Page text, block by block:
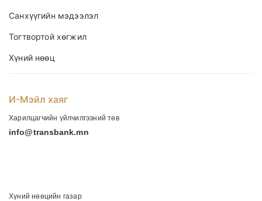
Санхүүгийн мэдээлэл
Тогтвортой хөгжил
Хүний нөөц
И-Мэйл хаяг
Харилцагчийн үйлчилгээний төв
info@transbank.mn
Хүний нөөцийн газар